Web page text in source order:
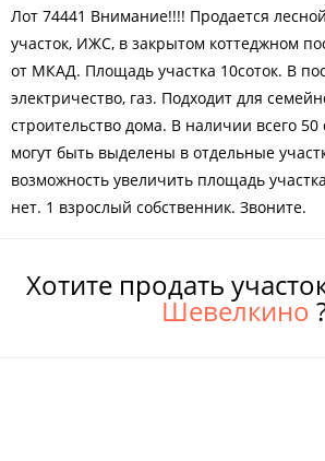
Лот 74441 Внимание!!!! Продается
участок, ИЖС, в закрытом коттеджном
от МКАД. Площадь участка 10соток. В
электричество, газ. Подходит для
строительство дома. В наличии всего 50
могут быть выделены в отдельные
возможность увеличить площадь
нет. 1 взрослый собственник. Звоните.
Хотите продать
Шевелкино